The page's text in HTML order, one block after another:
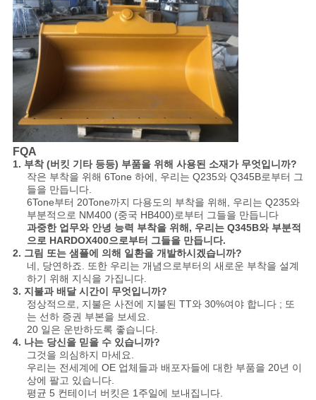
FQA
1. 부착 (버킷 기타 등등) 부품을 위해 사용된 소재가 무엇입니까?
작은 부착을 위해 6Tone 하에, 우리는 Q235와 Q345B로부터 그
들을 만듭니다.
6Tone부터 20Tone까지 다용도의 부착을 위해, 우리는 Q235와
부분적으로 NM400 (중국 HB400)로부터 그들을 만듭니다
과중한 업무와 안녕 능력 부착을 위해, 우리는 Q345B와 부분적
으로 HARDOX400으로부터 그들을 만듭니다.
2. 그림 또는 샘플에 의해 일환을 개발하시겠습니까?
네, 당연하죠. 또한 우리는 개념으로부터의 새로운 부착을 설계
하기 위해 지식을 가집니다.
3. 지불과 배달 시간이 무엇입니까?
정상적으로, 지불은 사전에 지불된 TT와 30%여야 합니다 ; 또
는 선하 증권 부본을 보세요.
20 일은 운반하도록 좋습니다.
4. 나는 당신을 믿을 수 있습니까?
그것을 의심하지 마세요.
우리는 전세계에 OE 업체들과 배포자들에 대한 부품을 20년 이
상에 팔고 있습니다.
평균 5 컨테이너 버킷은 1주일에 보내집니다.